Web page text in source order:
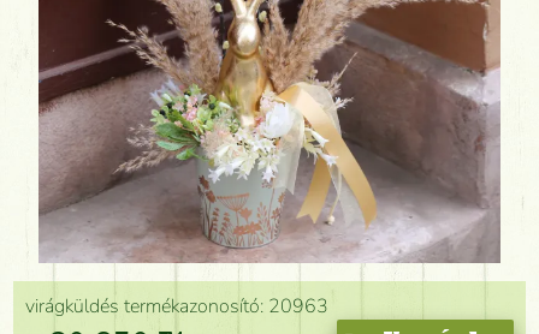
virágküldés termékazonosító: 20963